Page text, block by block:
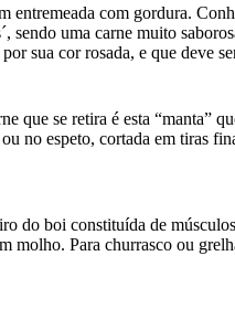
com gordura.
sendo uma carne muito
sua cor rosada, e que deve
que se retira é esta “manta”
no espeto, cortada em tiras
do boi constituída de
Para churrasco ou